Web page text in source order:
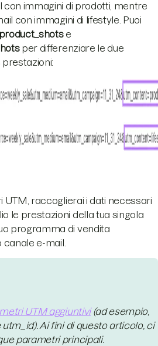
con immagini di prodotti, mentre
con immagini di lifestyle. Puoi
e
per differenziare le due
UTM, raccoglierai i dati necessari
le prestazioni della tua singola
programma di vendita
e-mail.
UTM aggiuntivi(ad esempio,
Ai fini di questo articolo, ci
parametri principali.